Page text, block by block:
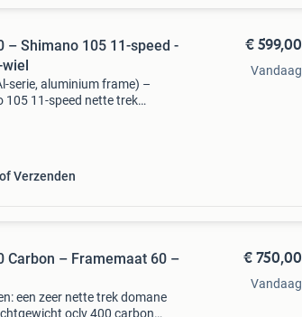
– Shimano 105 11-speed -
serie, aluminium frame) –
105 11-speed nette trek
Verzenden
€ 599,00
Vandaag
Carbon – Framemaat 60 –
een zeer nette trek domane
oclv 400 carbon
€ 750,00
Vandaag